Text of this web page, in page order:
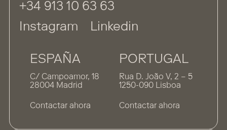
+34 913 10 63 63
Instagram
Linkedin
ESPAÑA
C/ Campoamor, 18
28004 Madrid
Contactar ahora
PORTUGAL
Rua D. João V, 2 – 5
1250-090 Lisboa
Contactar ahora